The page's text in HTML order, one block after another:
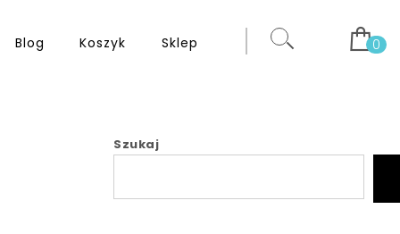
Blog Koszyk Sklep 0
Szukaj